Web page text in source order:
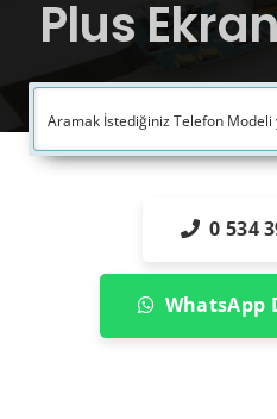
Plus
0 534
WhatsApp